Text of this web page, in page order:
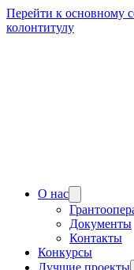
Перейти к основному
колонтитулу
О нас
Документы
Контакты
Конкурсы
Лучшие проекты